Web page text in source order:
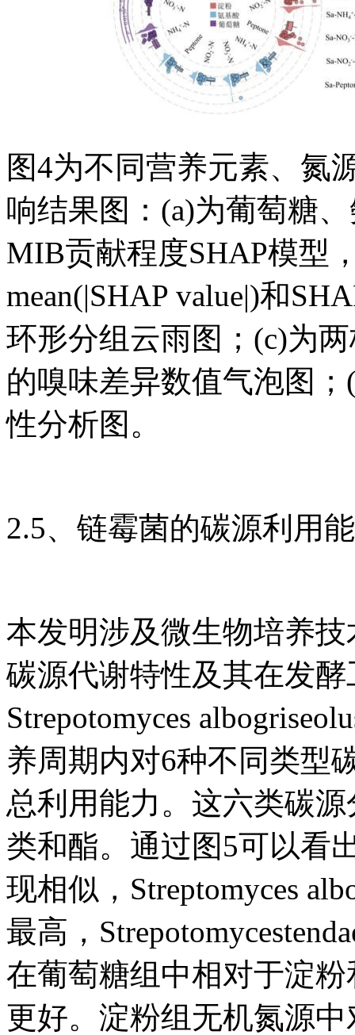
图4为不同营养元素、氮
响结果图：(a)为葡萄糖
MIB贡献程度SHAP模型
mean(|SHAP value|)和
环形分组云雨图；(c)为
的嗅味差异数值气泡图
性分析图。
2.5、链霉菌的碳源利用
本发明涉及微生物培养
碳源代谢特性及其在发
Strepotomyces
养周期内对6种不同类型
总利用能力。这六类碳
类和酯。通过图5可以看
现相似，Streptomyces
最高，
在葡萄糖组中相对于淀
更好。淀粉组无机氮源